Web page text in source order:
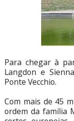
Para chegar à
Langdon e
Ponte Vecchio.
Com mais de 45
ordem da família